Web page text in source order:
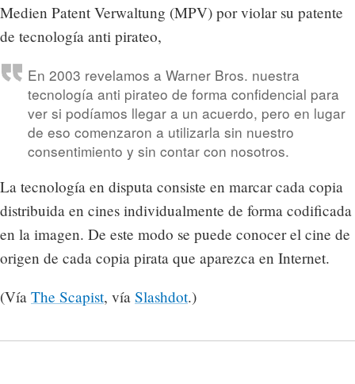
Medien Patent Verwaltung (MPV) por violar su patente
de tecnología anti pirateo,
En 2003 revelamos a Warner Bros. nuestra
tecnología anti pirateo de forma confidencial para
ver si podíamos llegar a un acuerdo, pero en lugar
de eso comenzaron a utilizarla sin nuestro
consentimiento y sin contar con nosotros.
La tecnología en disputa consiste en marcar cada copia
distribuida en cines individualmente de forma codificada
en la imagen. De este modo se puede conocer el cine de
origen de cada copia pirata que aparezca en Internet.
(Vía The Scapist, vía Slashdot.)